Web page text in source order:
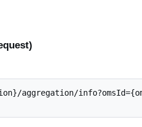
aggregation/